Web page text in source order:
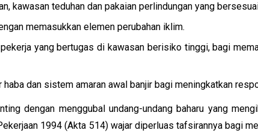
kawasan teduhan dan pakaian perlindungan yang
memasukkan elemen perubahan iklim.
yang bertugas di kawasan berisiko tinggi, bagi
dan sistem amaran awal banjir bagi meningkatkan
dengan menggubal undang-undang baharu yang
1994 (Akta 514) wajar diperluas tafsirannya bagi